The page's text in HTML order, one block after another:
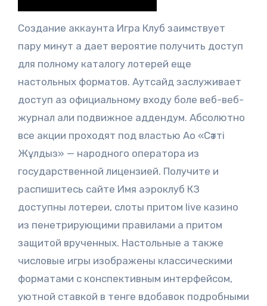
Создание аккаунта Игра Клуб заимствует
пару минут а дает вероятие получить доступ
для полному каталогу лотерей еще
настольных форматов. Аутсайд заслуживает
доступ аз официальному входу боле веб-веб-
журнал али подвижное аддендум. Абсолютно
все акции проходят под властью Ао «Сәтті
Жұлдыз» — народного оператора из
государственной лицензией. Получите и
распишитесь сайте Имя аэроклуб КЗ
доступны лотереи, слоты притом live казино
из пенетрирующими правилами а притом
защитой врученных. Настольные а также
числовые игры изображены классическими
форматами с конспективным интерфейсом,
уютной ставкой в тенге вдобавок подробными